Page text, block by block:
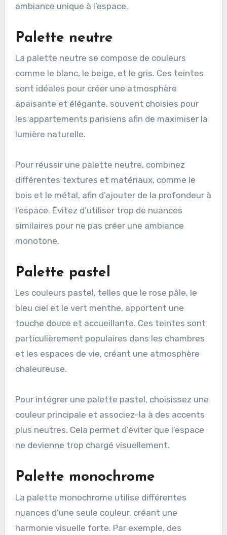
ambiance unique à l’espace.
Palette neutre
La palette neutre se compose de couleurs
comme le blanc, le beige, et le gris. Ces teintes
sont idéales pour créer une atmosphère
apaisante et élégante, souvent choisies pour
les appartements parisiens afin de maximiser la
lumière naturelle.
Pour réussir une palette neutre, combinez
différentes textures et matériaux, comme le
bois et le métal, afin d’ajouter de la profondeur à
l’espace. Évitez d’utiliser trop de nuances
similaires pour ne pas créer une ambiance
monotone.
Palette pastel
Les couleurs pastel, telles que le rose pâle, le
bleu ciel et le vert menthe, apportent une
touche douce et accueillante. Ces teintes sont
particulièrement populaires dans les chambres
et les espaces de vie, créant une atmosphère
chaleureuse.
Pour intégrer une palette pastel, choisissez une
couleur principale et associez-la à des accents
plus neutres. Cela permet d’éviter que l’espace
ne devienne trop chargé visuellement.
Palette monochrome
La palette monochrome utilise différentes
nuances d’une seule couleur, créant une
harmonie visuelle forte. Par exemple, des